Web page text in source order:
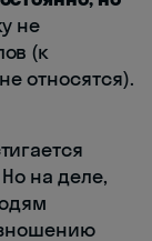
не
(к
относятся).
на деле,